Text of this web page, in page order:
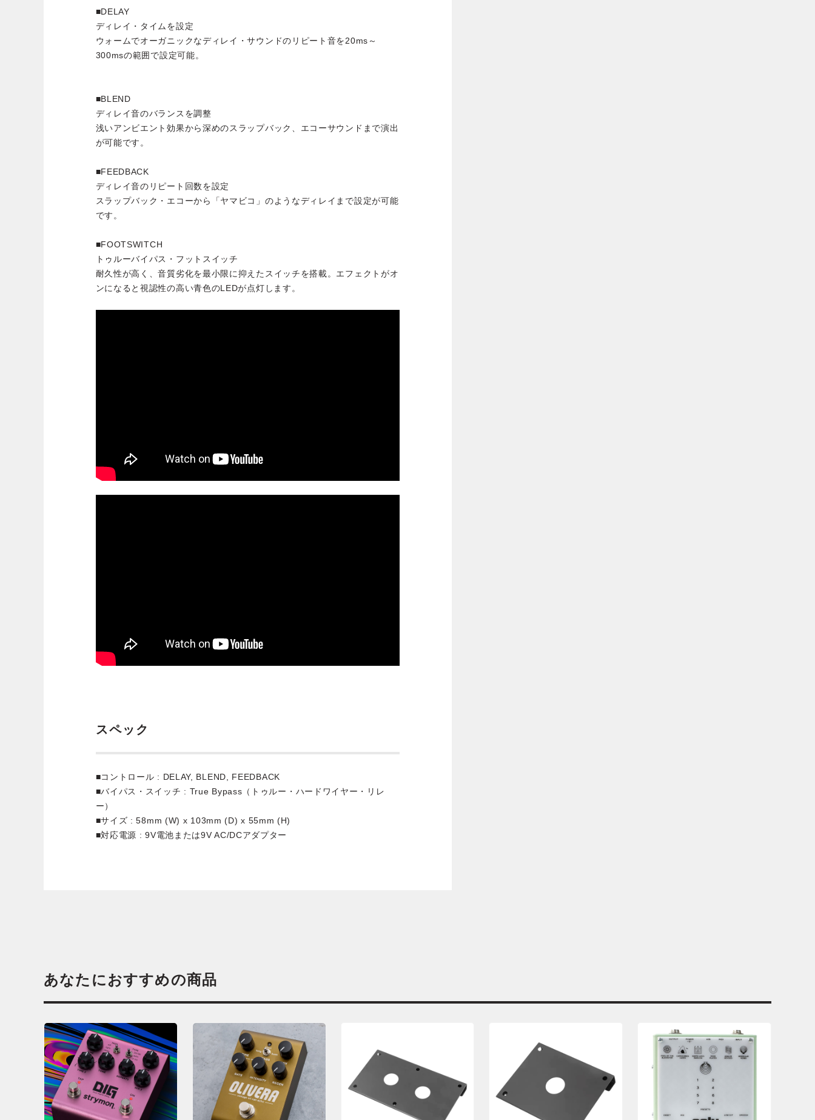
■DELAY
ディレイ・タイムを設定
ウォームでオーガニックなディレイ・サウンドのリピート音を20ms～
300msの範囲で設定可能。
■BLEND
ディレイ音のバランスを調整
浅いアンビエント効果から深めのスラップバック、エコーサウンドまで演出
が可能です。
■FEEDBACK
ディレイ音のリピート回数を設定
スラップバック・エコーから「ヤマビコ」のようなディレイまで設定が可能
です。
■FOOTSWITCH
トゥルーバイパス・フットスイッチ
耐久性が高く、音質劣化を最小限に抑えたスイッチを搭載。エフェクトがオ
ンになると視認性の高い青色のLEDが点灯します。
スペック
■コントロール : DELAY, BLEND, FEEDBACK
■バイパス・スイッチ : True Bypass（トゥルー・ハードワイヤー・リレ
ー）
■サイズ : 58mm (W) x 103mm (D) x 55mm (H)
■対応電源 : 9V電池または9V AC/DCアダプター
あなたにおすすめの商品